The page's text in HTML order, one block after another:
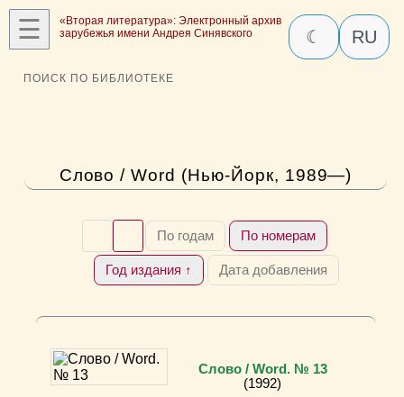
☰
«Вторая литература»: Электронный архив
зарубежья имени Андрея Синявского
☾ RU
ПОИСК ПО БИБЛИОТЕКЕ
Слово / Word (Нью-Йорк, 1989—)
По годам По номерам
Год издания ↑ Дата добавления
Слово / Word. № 13
(1992)